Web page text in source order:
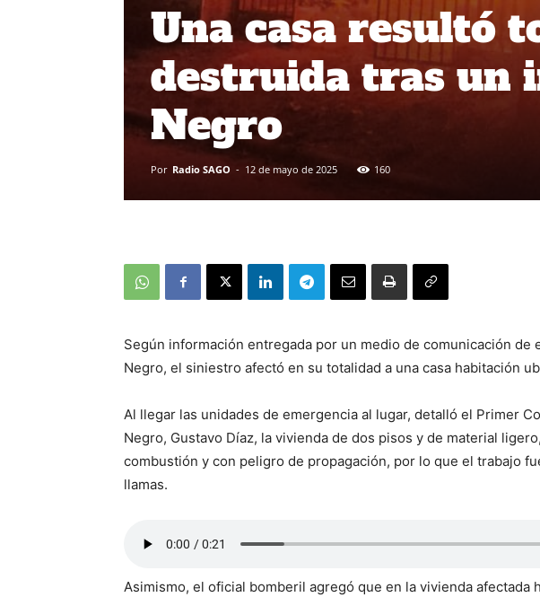
Una casa resultó
destruida tras un
Negro
Por Radio SAGO - 12 de mayo de 2025 160
Según información entregada por un medio de comunicación de
Negro, el siniestro afectó en su totalidad a una casa habitación
Al llegar las unidades de emergencia al lugar, detalló el Primer
Negro, Gustavo Díaz, la vivienda de dos pisos y de material
combustión y con peligro de propagación, por lo que el trabajo
llamas.
Asimismo, el oficial bomberil agregó que en la vivienda afectada